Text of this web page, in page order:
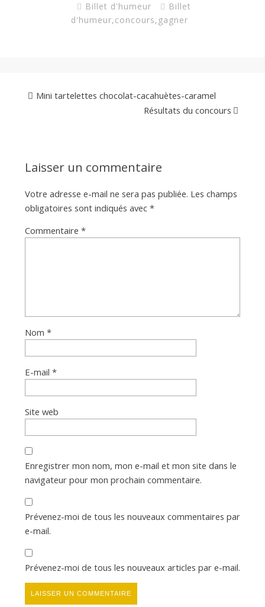
Billet d'humeur
Billet
d'humeur,concours, gagner
Mini tartelettes chocolat-cacahuètes-caramel
Résultats du concours
Laisser un commentaire
Votre adresse e-mail ne sera pas publiée. Les champs
obligatoires sont indiqués avec *
Commentaire *
Nom *
E-mail *
Site web
Enregistrer mon nom, mon e-mail et mon site dans le
navigateur pour mon prochain commentaire.
Prévenez-moi de tous les nouveaux commentaires par
e-mail.
Prévenez-moi de tous les nouveaux articles par e-mail.